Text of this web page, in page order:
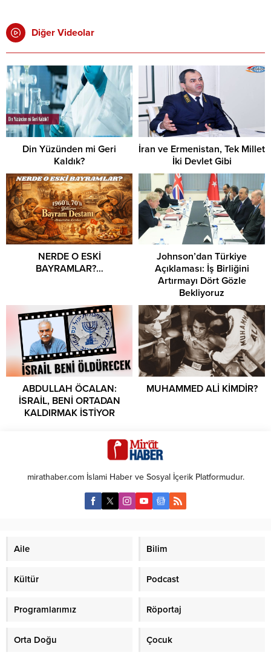
Diğer Videolar
Din Yüzünden mi Geri
Kaldık?
İran ve Ermenistan, Tek Millet
İki Devlet Gibi
NERDE O ESKİ
BAYRAMLAR?…
Johnson’dan Türkiye
Açıklaması: İş Birliğini
Artırmayı Dört Gözle
Bekliyoruz
ABDULLAH ÖCALAN:
İSRAİL, BENİ ORTADAN
KALDIRMAK İSTİYOR
MUHAMMED ALİ KİMDİR?
mirathaber.com İslami Haber ve Sosyal İçerik Platformudur.
Aile Bilim
Kültür Podcast
Programlarımız Röportaj
Orta Doğu Çocuk